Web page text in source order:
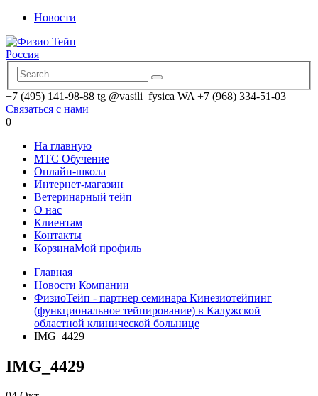
Новости
+7 (495) 141-98-88 tg @vasili_fysica WA +7 (968) 334-51-03 |
Связаться с нами
0
На главную
MTC Обучение
Онлайн-школа
Интернет-магазин
Ветеринарный тейп
О нас
Клиентам
Контакты
КорзинаМой профиль
Главная
Новости Компании
ФизиоТейп - партнер семинара Кинезиотейпинг
(функциональное тейпирование) в Калужской
областной клинической больнице
IMG_4429
IMG_4429